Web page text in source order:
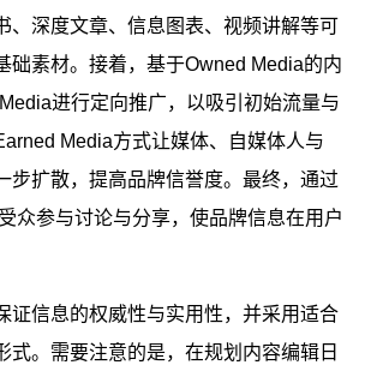
、深度文章、信息图表、视频讲解等可
础素材。接着，基于Owned Media的内
进行定向推广，以吸引初始流量与
Media方式让媒体、自媒体人与
步扩散，提高品牌信誉度。最终，通过
众参与讨论与分享，使品牌信息在用户
证信息的权威性与实用性，并采用适合
式。需要注意的是，在规划内容编辑日